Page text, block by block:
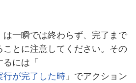
は一瞬では終わらず、完了まで
ことに注意してください。その
るには「
行が完了した時 」でアクション